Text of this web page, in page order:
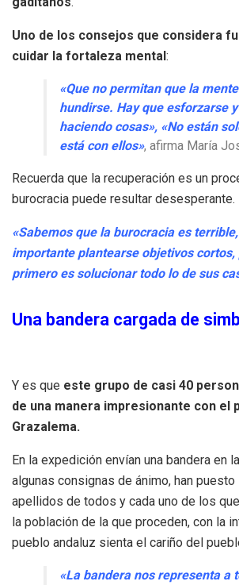
Uno de los consejos que considera
cuidar la fortaleza mental:
«Que no permitan que la
hundirse. Hay que esforzarse
haciendo cosas», «No están
está con ellos», afirma María
Recuerda que la recuperación es un
burocracia puede resultar desesperante.
«Sabemos que la burocracia es
importante plantearse objetivos cortos,
primero es solucionar todo lo de sus
Una bandera cargada de
Y es que este grupo de casi 40
de una manera impresionante con el
Grazalema.
En la expedición envían una bandera en
algunas consignas de ánimo, han
apellidos de todos y cada uno de los
la población de la que proceden, con la
pueblo andaluz sienta el cariño del
«La bandera nos representa a